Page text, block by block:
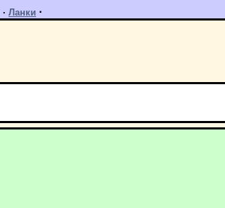
· Ланки ·